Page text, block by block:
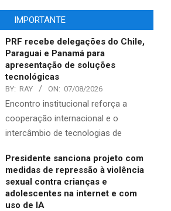
IMPORTANTE
PRF recebe delegações do Chile,
Paraguai e Panamá para
apresentação de soluções
tecnológicas
BY: RAY ON: 07/08/2026
Encontro institucional reforça a
cooperação internacional e o
intercâmbio de tecnologias de
Presidente sanciona projeto com
medidas de repressão à violência
sexual contra crianças e
adolescentes na internet e com
uso de IA